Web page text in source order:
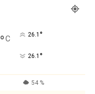
°C 26.1 °
26.1 °
54 %